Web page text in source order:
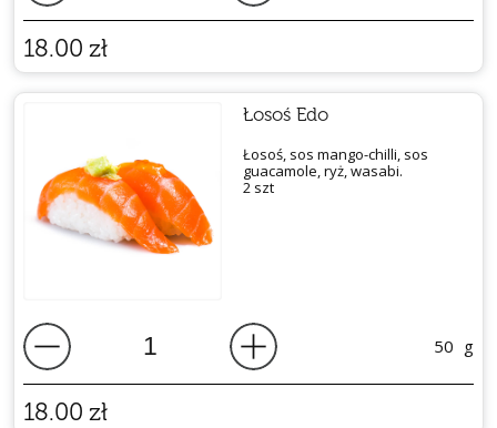
18.00 zł
Łosoś Edo
Łosoś, sos mango-chilli, sos
guacamole, ryż, wasabi.
2 szt
50 g
18.00 zł